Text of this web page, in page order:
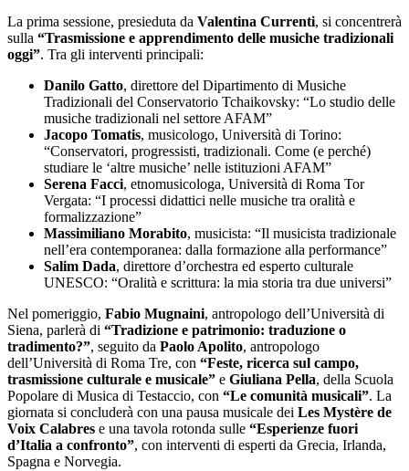
La prima sessione, presieduta da Valentina Currenti, si concentrerà
sulla “Trasmissione e apprendimento delle musiche tradizionali
oggi”. Tra gli interventi principali:
Danilo Gatto, direttore del Dipartimento di Musiche
Tradizionali del Conservatorio Tchaikovsky: “Lo studio delle
musiche tradizionali nel settore AFAM”
Jacopo Tomatis, musicologo, Università di Torino:
“Conservatori, progressisti, tradizionali. Come (e perché)
studiare le ‘altre musiche’ nelle istituzioni AFAM”
Serena Facci, etnomusicologa, Università di Roma Tor
Vergata: “I processi didattici nelle musiche tra oralità e
formalizzazione”
Massimiliano Morabito, musicista: “Il musicista tradizionale
nell’era contemporanea: dalla formazione alla performance”
Salim Dada, direttore d’orchestra ed esperto culturale
UNESCO: “Oralità e scrittura: la mia storia tra due universi”
Nel pomeriggio, Fabio Mugnaini, antropologo dell’Università di
Siena, parlerà di “Tradizione e patrimonio: traduzione o
tradimento?”, seguito da Paolo Apolito, antropologo
dell’Università di Roma Tre, con “Feste, ricerca sul campo,
trasmissione culturale e musicale” e Giuliana Pella, della Scuola
Popolare di Musica di Testaccio, con “Le comunità musicali”. La
giornata si concluderà con una pausa musicale dei Les Mystère de
Voix Calabres e una tavola rotonda sulle “Esperienze fuori
d’Italia a confronto”, con interventi di esperti da Grecia, Irlanda,
Spagna e Norvegia.